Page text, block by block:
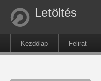
Letöltés
Kezdőlap Felirat